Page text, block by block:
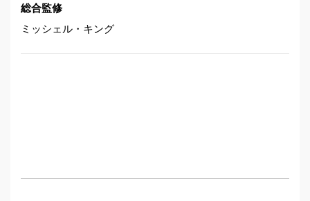
総合監修
ミッシェル・キング